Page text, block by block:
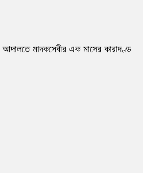
আদালতে মাদকসেবীর এক মাসের কারাদণ্ড